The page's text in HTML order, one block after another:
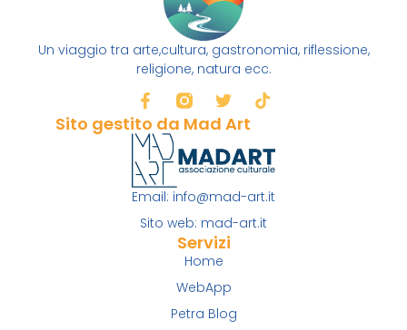
Un viaggio tra arte,cultura, gastronomia, riflessione,
religione, natura ecc.
Sito gestito da Mad Art
Email: info@mad-art.it
Sito web: mad-art.it
Servizi
Home
WebApp
Petra Blog